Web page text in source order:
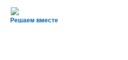
Решаем вместе